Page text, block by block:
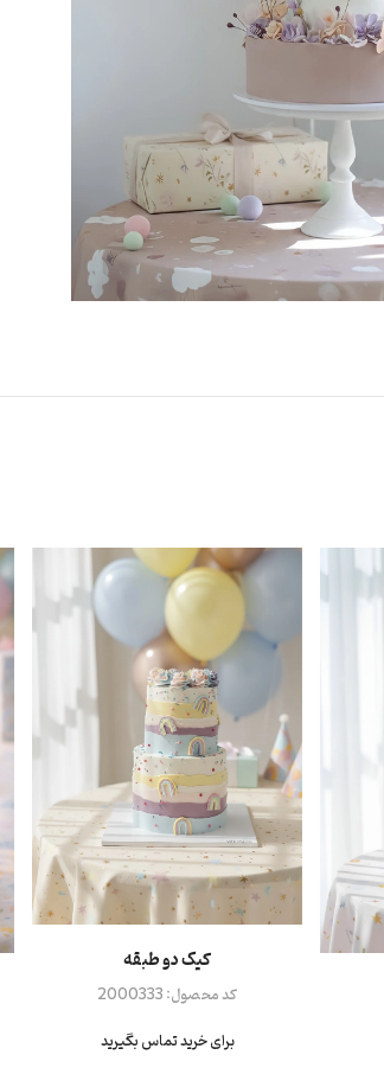
کیک دو طبقه
برای خرید تماس بگیرید
کد محصول:2000333